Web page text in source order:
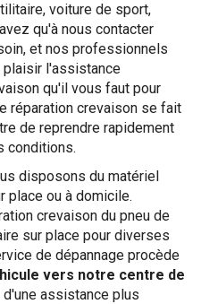
voiture de sport,
qu'à nous contacter
et nos professionnels
plaisir l'assistance
qu'il vous faut pour
réparation crevaison se fait
de reprendre rapidement
conditions.
disposons du matériel
place ou à domicile.
crevaison du pneu de
sur place pour diverses
de dépannage procède
vers notre centre de
assistance plus